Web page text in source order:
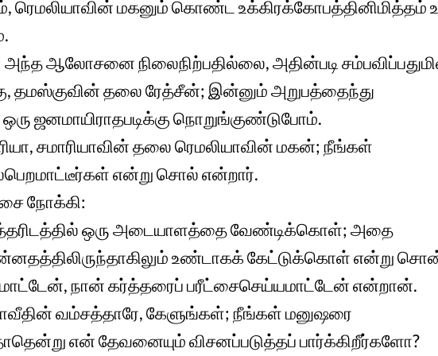
ரெமலியாவின் மகனும் கொண்ட உக்கிரக்கோபத்தினிமித்தம்
ஆலோசனை நிலைநிற்பதில்லை, அதின்படி
தமஸ்குவின் தலை ரேத்சீன்; இன்னும் அறுபத்தைந்து
ஜனமாயிராதபடிக்கு நொறுங்குண்டுபோம்.
சமாரியாவின் தலை ரெமலியாவின் மகன்; நீங்கள்
என்று சொல் என்றார்.
நோக்கி:
ஒரு அடையாளத்தை வேண்டிக்கொள்; அதை
உண்டாகக் கேட்டுக்கொள் என்று
நான் கர்த்தரைப் பரீட்சைசெய்யமாட்டேன் என்றான்.
வம்சத்தாரே, கேளுங்கள்; நீங்கள் மனுஷரை
என் தேவனையும் விசனப்படுத்தப் பார்க்கிறீர்களோ?